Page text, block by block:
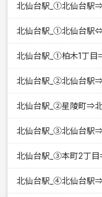
北仙台駅_①北仙台駅
北仙台駅_①北仙台駅⇔
北仙台駅_①柏木1丁
北仙台駅_②北仙台駅
北仙台駅_②星陵町⇒
北仙台駅_③北仙台駅
北仙台駅_③本町2丁
北仙台駅_④北仙台駅